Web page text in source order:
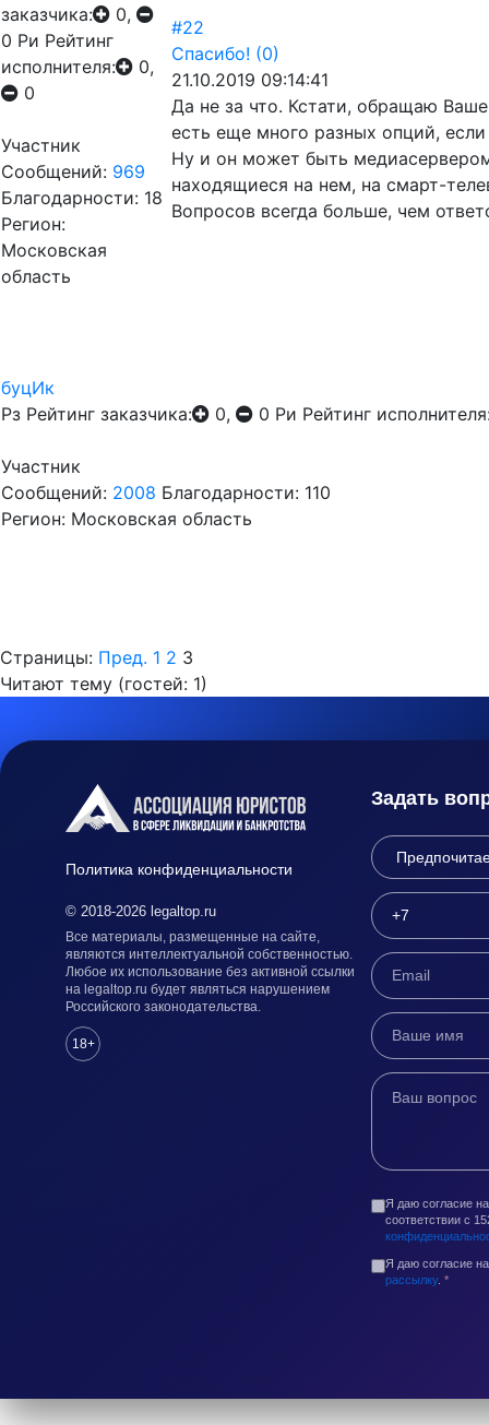
заказчика:
0,
0 Ри Рейтинг
исполнителя:
0,
0
Участник
Сообщений: 969
Благодарности: 18
Регион:
Московская
область
#22
Спасибо! (0)
21.10.2019 09:14:41
Да не за что. Кстати, обращаю
есть еще много разных опций,
Ну и он может быть
находящиеся на нем, на смарт-
Вопросов всегда больше, чем
буцИк
Рз Рейтинг заказчика: 0, 0 Ри Рейтинг
Участник
Сообщений: 2008 Благодарности: 110
Регион: Московская область
Страницы: Пред. 1 2 3
Читают тему (гостей: 1)
Политика конфиденциальности
© 2018-2026 legaltop.ru
Все материалы, размещенные на сайте,
являются интеллектуальной собственностью.
Любое их использование без активной ссылки
на legaltop.ru будет являться нарушением
Российского законодательства.
18+
Задать
Я даю согласие
соответствии с
Я даю согласие
рассылку. *